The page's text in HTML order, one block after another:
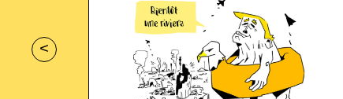
<